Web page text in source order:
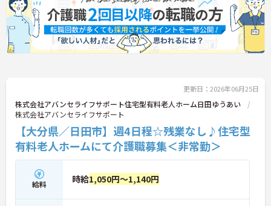
更新日：2026年06月25日
株式会社アバンセライフサポート住宅型有料老人ホーム日田ゆうあい
株式会社アバンセライフサポート
【大分県／日田市】週4日程☆残業なし♪住宅型
有料老人ホームにて介護職募集＜非常勤＞
給料 時給1,050円～1,140円